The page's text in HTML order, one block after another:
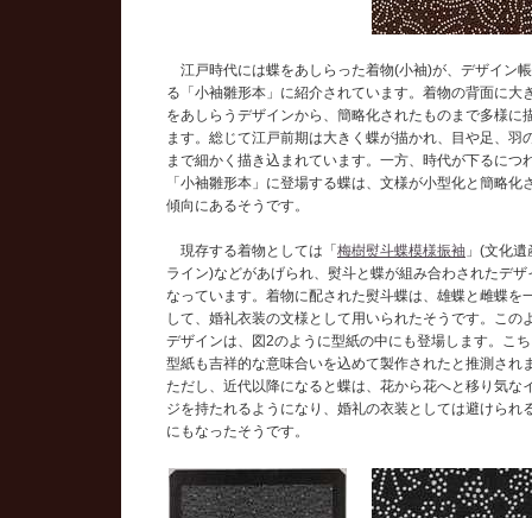
江戸時代には蝶をあしらった着物(小袖)が、デザイン
る「小袖雛形本」に紹介されています。着物の背面に大
をあしらうデザインから、簡略化されたものまで多様に
ます。総じて江戸前期は大きく蝶が描かれ、目や足、羽
まで細かく描き込まれています。一方、時代が下るにつ
「小袖雛形本」に登場する蝶は、文様が小型化と簡略化
傾向にあるそうです。
現存する着物としては「 梅樹熨斗蝶模様振袖 」(文化
ライン)などがあげられ、熨斗と蝶が組み合わされたデザ
なっています。着物に配された熨斗蝶は、雄蝶と雌蝶を
して、婚礼衣装の文様として用いられたそうです。この
デザインは、図2のように型紙の中にも登場します。こ
型紙も吉祥的な意味合いを込めて製作されたと推測され
ただし、近代以降になると蝶は、花から花へと移り気な
ジを持たれるようになり、婚礼の衣装としては避けられ
にもなったそうです。